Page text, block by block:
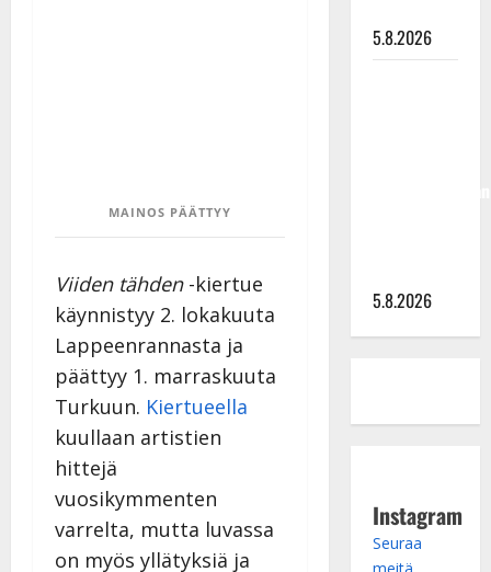
MAINOS PÄÄTTYY
Viiden tähden -kiertue
käynnistyy 2. lokakuuta
Lappeenrannasta ja
päättyy 1. marraskuuta
Turkuun. Kiertueella
kuullaan artistien
hittejä
vuosikymmenten
varrelta, mutta luvassa
on myös yllätyksiä ja
5.8.2026
5.8.2026
Instagram
Seuraa